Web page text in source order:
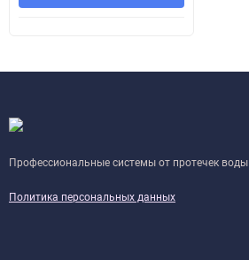
Профессиональные системы от протечек воды
Политика персональных данных